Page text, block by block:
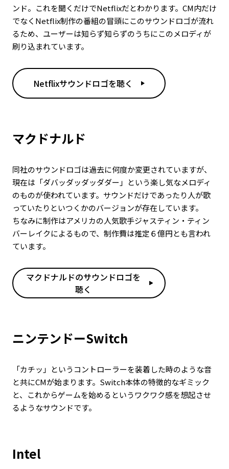
ンド。これを聞くだけでNetflixだとわかります。CM内だけ
でなくNetflix制作の番組の冒頭にこのサウンドロゴが流れ
るため、ユーザーは知らず知らずのうちにこのメロディが
刷り込まれています。
Netflixサウンドロゴを聴く
マクドナルド
同社のサウンドロゴは過去に何度か変更されていますが、
現在は「ダバッダッダッダダー」という楽し気なメロディ
のものが使われています。サウンドだけであったり人が歌
っていたりといつくかのバージョンが存在しています。
ちなみに制作はアメリカの人気歌手ジャスティン・ティン
バーレイクによるもので、制作費は推定６億円とも言われ
ています。
マクドナルドのサウンドロゴを
聴く
ニンテンドーSwitch
「カチッ」というコントローラーを装着した時のような音
と共にCMが始まります。Switch本体の特徴的なギミック
と、これからゲームを始めるというワクワク感を想起させ
るようなサウンドです。
Intel